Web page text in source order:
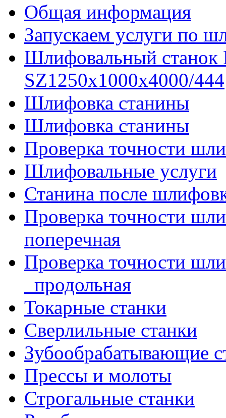
Общая информация
Запускаем услуги по
Шлифовальный
SZ1250x1000x4000/444
Шлифовка станины
Шлифовка станины
Проверка точности
Шлифовальные услуги
Станина после
Проверка точности
поперечная
Проверка точности
_продольная
Токарные станки
Сверлильные станки
Зубообрабатывающие
Прессы и молоты
Строгальные станки